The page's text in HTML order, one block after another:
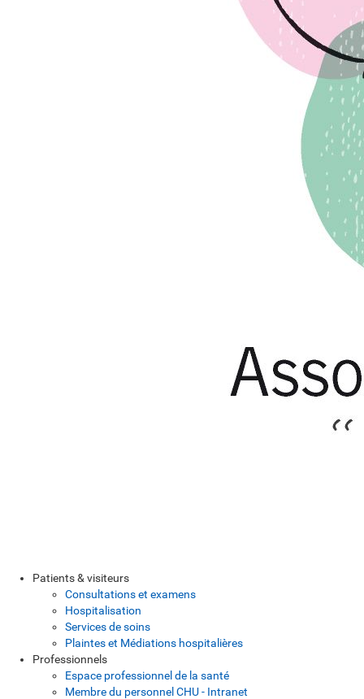
Patients & visiteurs
Consultations et examens
Hospitalisation
Services de soins
Plaintes et Médiations hospitalières
Professionnels
Espace professionnel de la santé
Membre du personnel CHU - Intranet